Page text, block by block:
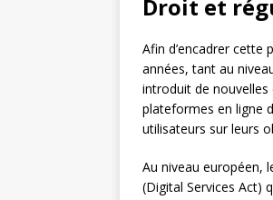
Droit et
Afin d’encadrer cette
années, tant au
introduit de nouvelles
plateformes en ligne
utilisateurs sur leurs
Au niveau européen,
(Digital Services Act)